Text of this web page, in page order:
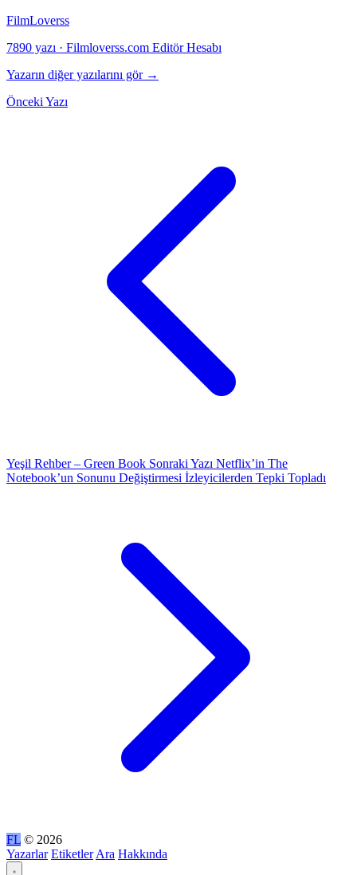
FilmLoverss
7890 yazı · Filmloverss.com Editör Hesabı
Yazarın diğer yazılarını gör →
Önceki Yazı
Yeşil Rehber – Green Book Sonraki Yazı Netflix’in The
Notebook’un Sonunu Değiştirmesi İzleyicilerden Tepki Topladı
FL © 2026
Yazarlar Etiketler Ara Hakkında